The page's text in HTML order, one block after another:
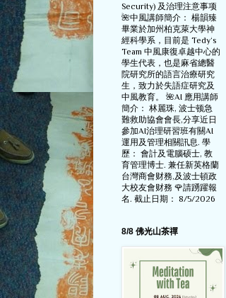
Security) 及治理注意事项
🌺中風講師簡介： 楊韻臻
畢業於加州柏克萊大學神
經科學系，目前是 Tedy‘s
Team 中風康復卓越中心的
學生代表，也是麻省總醫
院研究所的語言治療研究
生，致力於失語症研究及
中風教育。 🌺AI 應用講師
簡介： 林麗珠, 波士顿急
難救助協會會長,分享近日
參加AI治理研習班有關AI
運用及管理相關訊息. 學
歷： 會計及電腦硕士, 教
育管理博士. 兼任新英格蘭
台灣商會财務,及波士頓政
大校友會财務 🌹請踴躍報
名. 截止日期： 8/5/2026
8/8 佛光山茶禪